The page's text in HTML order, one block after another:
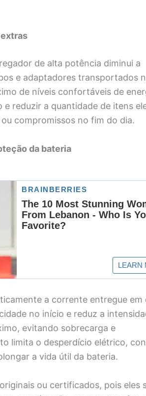
de alta potência diminui a
e adaptadores transportados
de níveis confortáveis de
e reduzir a quantidade de itens
compromissos no fim do dia.
da bateria
a corrente entregue em
no início e reduz a
evitando sobrecarga e
limita o desperdício elétrico,
a vida útil da bateria.
ou certificados, pois eles